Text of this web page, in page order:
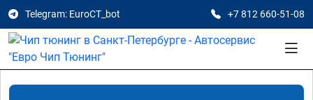
Telegram: EuroCT_bot +7 812 660-51-08